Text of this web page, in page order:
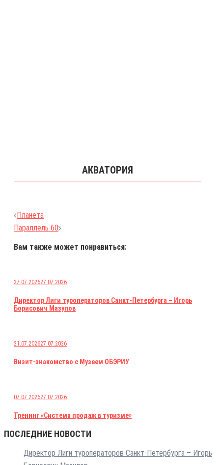
АКВАТОРИЯ
Навигация
по
записям
Планета
Параллель 60
Вам также может понравиться:
27.07.202627.07.2026
Директор Лиги туроператоров Санкт-Петербурга – Игорь
Борисович Мазулов
21.07.202627.07.2026
Визит-знакомство с Музеем ОБЭРИУ
07.07.202627.07.2026
Тренинг «Система продаж в туризме»
ПОСЛЕДНИЕ НОВОСТИ
Директор Лиги туроператоров Санкт-Петербурга – Игорь